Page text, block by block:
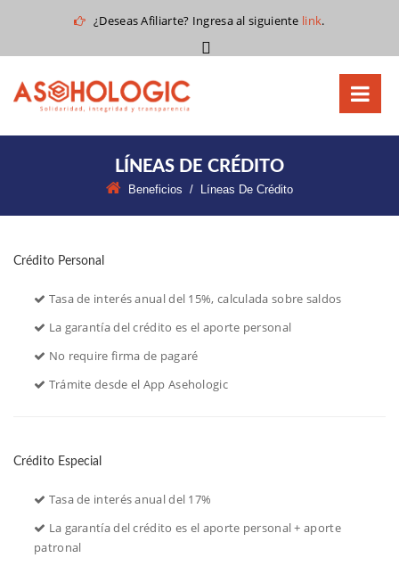
¿Deseas Afiliarte? Ingresa al siguiente link.
LÍNEAS DE CRÉDITO
Beneficios / Líneas De Crédito
Crédito Personal
Tasa de interés anual del 15%, calculada sobre saldos
La garantía del crédito es el aporte personal
No require firma de pagaré
Trámite desde el App Asehologic
Crédito Especial
Tasa de interés anual del 17%
La garantía del crédito es el aporte personal + aporte
patronal